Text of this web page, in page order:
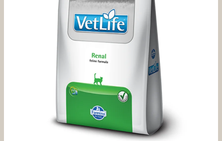
desde
$ 40.703
hasta
$ 400.807